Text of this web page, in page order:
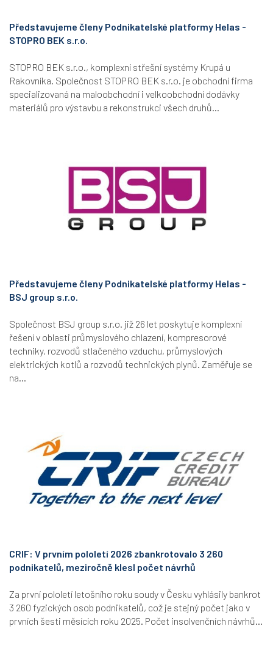
Představujeme členy Podnikatelské platformy Helas -
STOPRO BEK s.r.o.
STOPRO BEK s.r.o., komplexní střešní systémy Krupá u
Rakovníka. Společnost STOPRO BEK s.r.o. je obchodní firma
specializovaná na maloobchodní i velkoobchodní dodávky
materiálů pro výstavbu a rekonstrukci všech druhů...
Představujeme členy Podnikatelské platformy Helas -
BSJ group s.r.o.
Společnost BSJ group s.r.o. již 26 let poskytuje komplexní
řešení v oblasti průmyslového chlazení, kompresorové
techniky, rozvodů stlačeného vzduchu, průmyslových
elektrických kotlů a rozvodů technických plynů. Zaměřuje se
na...
CRIF: V prvním pololetí 2026 zbankrotovalo 3 260
podnikatelů, meziročně klesl počet návrhů
Za první pololetí letošního roku soudy v Česku vyhlásily bankrot
3 260 fyzických osob podnikatelů, což je stejný počet jako v
prvních šesti měsících roku 2025. Počet insolvenčních návrhů...